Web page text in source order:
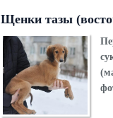
Щенки тазы